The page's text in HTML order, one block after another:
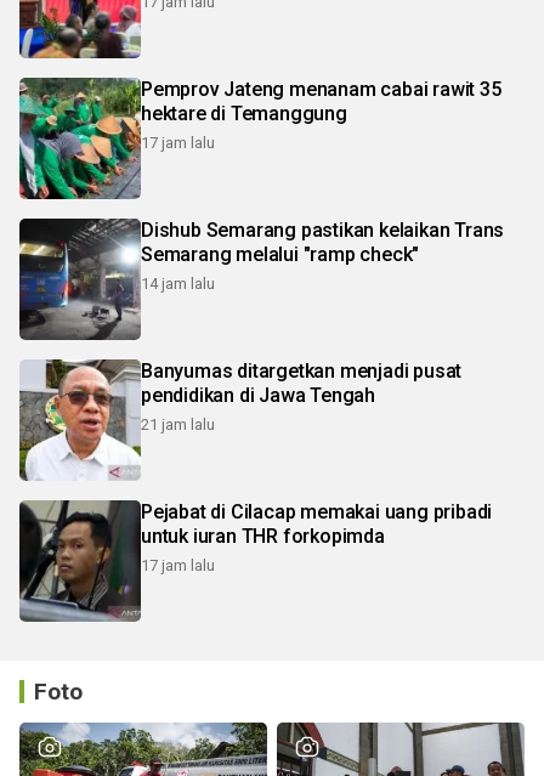
Pemprov Jateng menanam cabai rawit 35
hektare di Temanggung
17 jam lalu
Dishub Semarang pastikan kelaikan Trans
Semarang melalui "ramp check"
14 jam lalu
Banyumas ditargetkan menjadi pusat
pendidikan di Jawa Tengah
21 jam lalu
Pejabat di Cilacap memakai uang pribadi
untuk iuran THR forkopimda
17 jam lalu
Foto